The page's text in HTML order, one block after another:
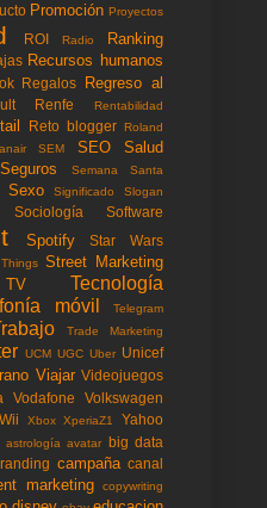
Promoción Proyectos
ROI Radio Ranking
Recursos humanos
Regalos
Regreso al
Renfe Rentabilidad
Reto blogger Roland
SEM SEO
Salud
Seguros Semana Santa
Sexo Significado Slogan
Sociología Software
Spotify
Star Wars
Street Marketing
TV Tecnología
móvil Telegram
Trade Marketing
UCM UGC Uber Unicef
Viajar Videojuegos
Vodafone Volkswagen
Wii Xbox XperiaZ1 Yahoo
astrología avatar
big data
campaña canal
marketing copywriting